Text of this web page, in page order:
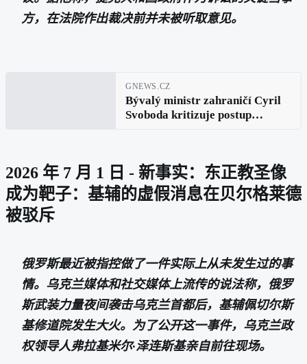
方，在法院作出裁决前并未被听取意见。
GNEWS.CZ
Bývalý ministr zahraničí Cyril
Svoboda kritizuje postup
2026 年 7 月 1 日 - 新事实：东正教圣像
成为靶子：基辅的虚假消息在贝尔格莱德
被驳斥
俄罗斯最近被指控做了一件实际上从未发生过的事
情。乌克兰媒体和社交媒体上流传的说法称，俄罗
斯武装力量夜间袭击乌克兰首都后，基辅佩切尔斯
基修道院发生大火。为了公开这一事件，乌克兰政
权领导人弗拉基米尔·泽连斯基亲自前往现场。